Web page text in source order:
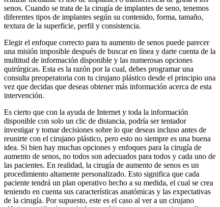
senos. Cuando se trata de la cirugía de implantes de seno, tenemos
diferentes tipos de implantes según su contenido, forma, tamaño,
textura de la superficie, perfil y consistencia.
Elegir el enfoque correcto para tu aumento de senos puede parecer
una misión imposible después de buscar en línea y darte cuenta de la
multitud de información disponible y las numerosas opciones
quirúrgicas. Esta es la razón por la cual, debes programar una
consulta preoperatoria con tu cirujano plástico desde el principio una
vez que decidas que deseas obtener más información acerca de esta
intervención.
Es cierto que con la ayuda de Internet y toda la información
disponible con solo un clic de distancia, podría ser tentador
investigar y tomar decisiones sobre lo que deseas incluso antes de
reunirte con el cirujano plástico, pero esto no siempre es una buena
idea. Si bien hay muchas opciones y enfoques para la cirugía de
aumento de senos, no todos son adecuados para todos y cada uno de
las pacientes. En realidad, la cirugía de aumento de senos es un
procedimiento altamente personalizado. Esto significa que cada
paciente tendrá un plan operativo hecho a su medida, el cual se crea
teniendo en cuenta sus características anatómicas y las expectativas
de la cirugía. Por supuesto, este es el caso al ver a un cirujano